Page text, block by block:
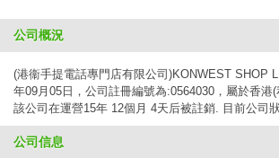
公司概況
(港衞手提電話專門店有限公司)KONWEST SHOP
年09月05日，公司註冊編號為:0564030，屬於香港
該公司在運營15年 12個月 4天后被註銷. 目前公司
公司信息